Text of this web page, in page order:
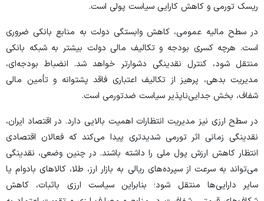
ریسک تورمی و کاهش کارایی سیاست پولی است.
در سطح مالیه عمومی، کاهش وابستگی دولت به منابع بانکی ضروری
است. هرچه کسری بودجه و تکالیف مالی دولت بیشتر به شبکه بانکی
منتقل شود، کنترل نقدینگی دشوارتر خواهد شد. انضباط بودجه‌ای،
مدیریت بدهی، پرهیز از تکالیف اعتباری فاقد پشتوانه و تأمین مالی
شفاف، بخش جدایی‌ناپذیر سیاست ضدتورمی است.
در سطح ارزی نیز مدیریت انتظارات اهمیت بالایی دارد. در اقتصاد ایران،
نقدینگی زمانی اثر تورمی شدیدتری پیدا می‌کند که فعالان اقتصادی
انتظار کاهش ارزش پول ملی را داشته باشند. در چنین وضعی، نقدینگی
می‌تواند به سرعت از سپرده‌های ریالی به بازار ارز، طلا، کالا‌های بادوام یا
سایر دارایی‌ها منتقل شود؛ بنابراین سیاست ارزی باثبات، کاهش